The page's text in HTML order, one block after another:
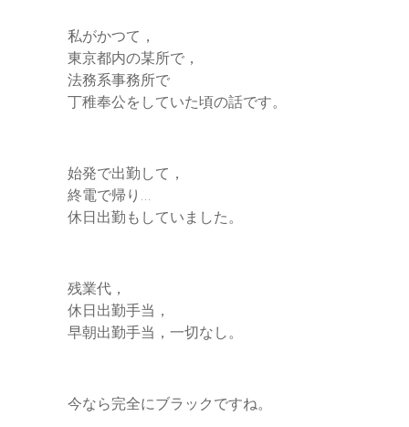
私がかつて，
東京都内の某所で，
法務系事務所で
丁稚奉公をしていた頃の話です。
始発で出勤して，
終電で帰り…
休日出勤もしていました。
残業代，
休日出勤手当，
早朝出勤手当，一切なし。
今なら完全にブラックですね。